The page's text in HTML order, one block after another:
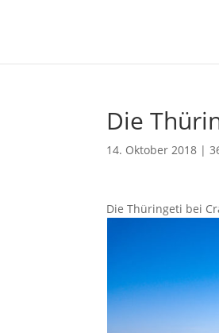
Die
14. Oktober 2018 |
Die Thüringeti bei